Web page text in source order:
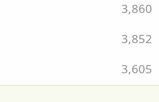
3,860
3,852
3,605